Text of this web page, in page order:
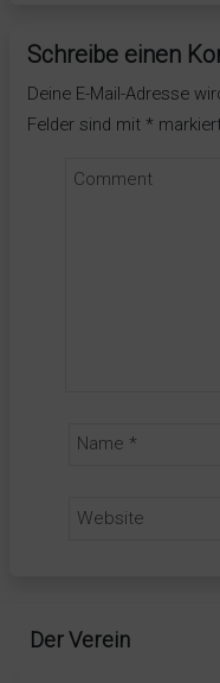
Schreibe einen
Deine E-Mail-Adresse
Felder sind mit *
Der Verein